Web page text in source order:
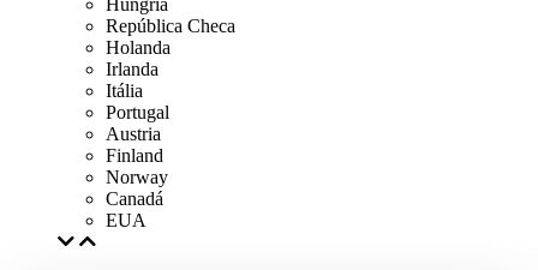
Hungria
República Checa
Holanda
Irlanda
Itália
Portugal
Austria
Finland
Norway
Canadá
EUA